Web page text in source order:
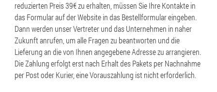
reduzierten Preis 39€ zu erhalten, müssen Sie Ihre Kontakte in
das Formular auf der Website in das Bestellformular eingeben.
Dann werden unser Vertreter und das Unternehmen in naher
Zukunft anrufen, um alle Fragen zu beantworten und die
Lieferung an die von Ihnen angegebene Adresse zu arrangieren.
Die Zahlung erfolgt erst nach Erhalt des Pakets per Nachnahme
per Post oder Kurier, eine Vorauszahlung ist nicht erforderlich.